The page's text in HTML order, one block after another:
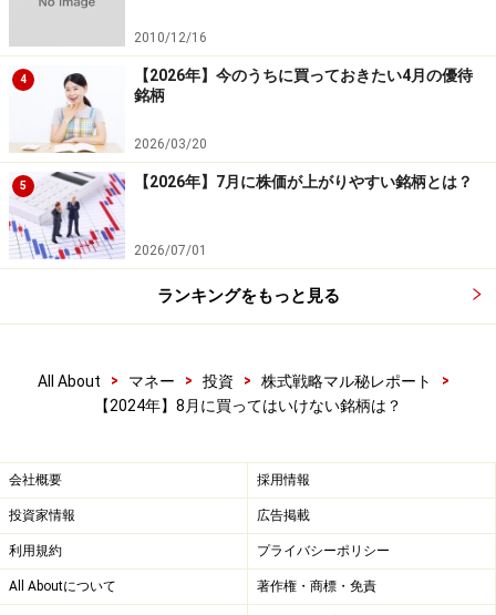
す。ランキングは勝率が30％以下の銘柄を取り上げてみ
ました。
＜3863＞日本製紙……勝率8.33％
＜4385＞メルカリ……勝率16.67％
＜3659＞ネクソン……勝率16.67％
このように、軟調に推移しやすい傾向のある8月相場の
中で、上に挙げた銘柄は、特に軟調に推移する傾向が強
がりやすい時があります。簡単な検証結果でしたが、本
記事で紹介した8月相場の傾向は、投資戦略を考える上
これらの数字は、あくまでも過去の検証結果ですので、
これから先の未来でも同様の結果になる保証はありませ
ん。しかしながら、統計的な背景がある数字は、安心し
てトレードに臨むことができる心強い味方となってくれ
2010/12/16
4
【2026年】今のうちに買っておきたい4月の優待
銘柄
2026/03/20
5 【2026年】7月に株価が上がりやすい銘柄とは？
2026/07/01
ランキングをもっと見る
All About > マネー > 投資 > 株式戦略マル秘レポート
>
【2024年】8月に買ってはいけない銘柄は？
会社概要 採用情報
投資家情報 広告掲載
利用規約 プライバシーポリシー
All Aboutについて 著作権・商標・免責